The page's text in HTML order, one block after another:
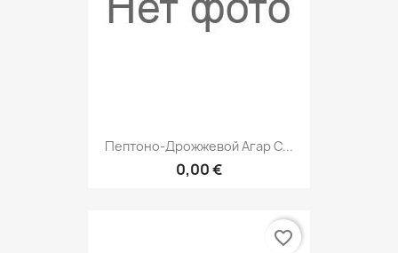
Пептоно-Дрожжевой Агар С...
0,00 €
favorite_border